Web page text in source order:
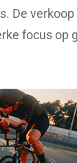
De
focus op